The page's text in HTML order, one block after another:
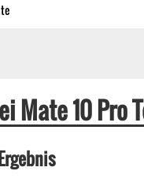
Mate 10